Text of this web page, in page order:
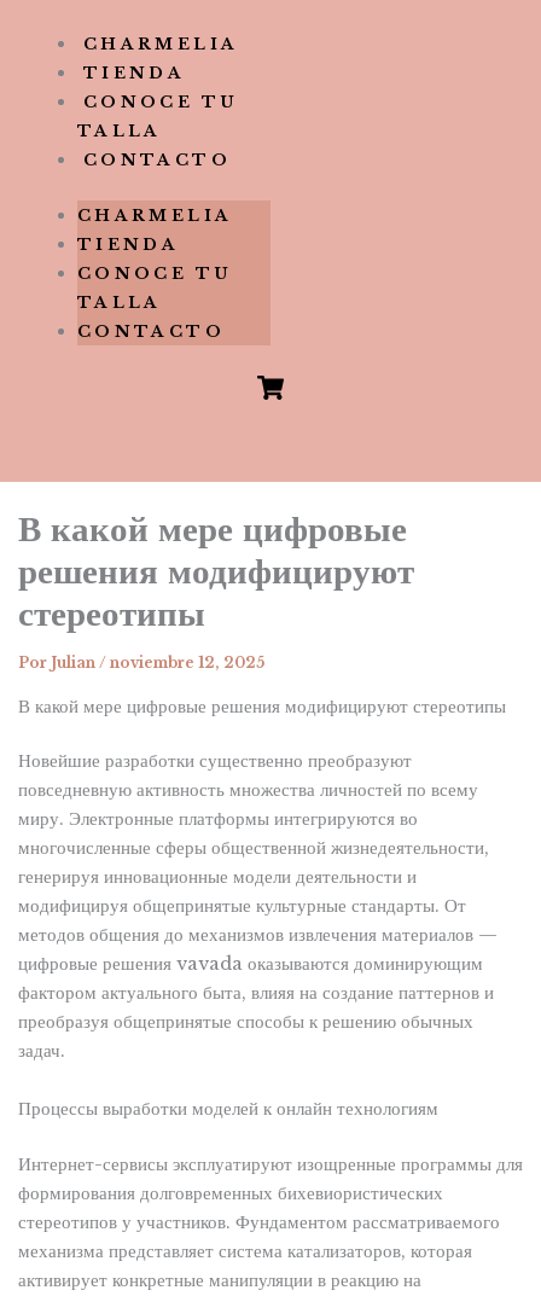
CHARMELIA
TIENDA
CONOCE TU
TALLA
CONTACTO
CHARMELIA
TIENDA
CONOCE TU
TALLA
CONTACTO
В какой мере цифровые
решения модифицируют
стереотипы
Por Julian / noviembre 12, 2025
В какой мере цифровые решения модифицируют стереотипы
Новейшие разработки существенно преобразуют
повседневную активность множества личностей по всему
миру. Электронные платформы интегрируются во
многочисленные сферы общественной жизнедеятельности,
генерируя инновационные модели деятельности и
модифицируя общепринятые культурные стандарты. От
методов общения до механизмов извлечения материалов —
цифровые решения vavada оказываются доминирующим
фактором актуального быта, влияя на создание паттернов и
преобразуя общепринятые способы к решению обычных
задач.
Процессы выработки моделей к онлайн технологиям
Интернет-сервисы эксплуатируют изощренные программы для
формирования долговременных бихевиористических
стереотипов у участников. Фундаментом рассматриваемого
механизма представляет система катализаторов, которая
активирует конкретные манипуляции в реакцию на